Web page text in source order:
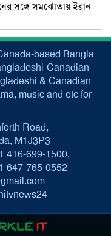
সঙ্গে সমঝোতায় ইরান
based Bangla
Canadian
& Canadian
music and etc for
Road,
M1J3P3
416-699-1500,
647-765-0552